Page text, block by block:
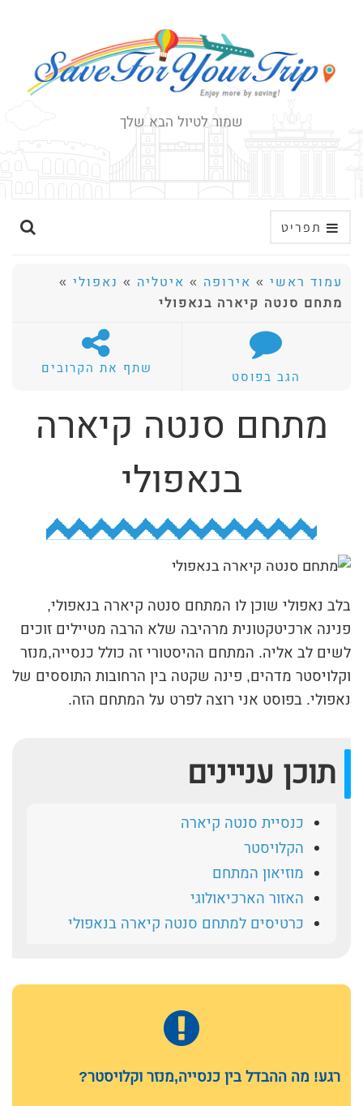
שמור לטיול הבא שלך
תפריט
ה
עמוד ראשי » אירופה » איטליה » נאפולי »
מתחם סנטה קיארה בנאפולי
הגב בפוסט שתף את הקרובים
מתחם סנטה קיארה
בנאפולי
בלב נאפולי שוכן לו המתחם סנטה קיארה בנאפולי,
פנינה ארכיטקטונית מרהיבה שלא הרבה מטיילים זוכים
לשים לב אליה. המתחם ההיסטורי זה כולל כנסייה,מנזר
וקלויסטר מדהים, פינה שקטה בין הרחובות התוססים של
נאפולי. בפוסט אני רוצה לפרט על המתחם הזה.
תוכן עניינים
כנסיית סנטה קיארה
הקלויסטר
מוזיאון המתחם
האזור הארכיאולוגי
כרטיסים למתחם סנטה קיארה בנאפולי
רגע! מה ההבדל בין כנסייה,מנזר וקלויסטר?